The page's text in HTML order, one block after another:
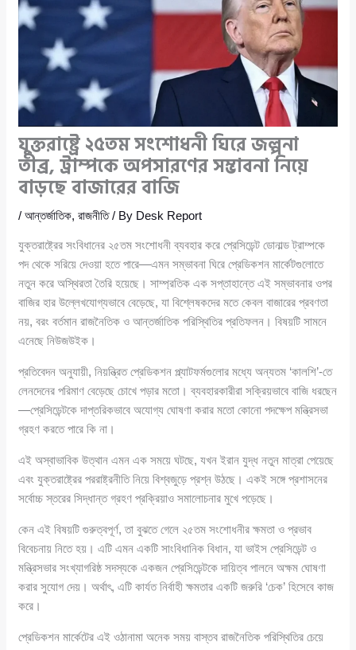
যুক্তরাষ্ট্রে ২৫তম সংশোধনী ঘিরে জল্পনা
তীব্র, ট্রাম্পকে অপসারণের সম্ভাবনা নিয়ে
বাড়ছে বাজারের বাজি
/আন্তর্জাতিক,রাজনীতি/ By Desk Report
যুক্তরাষ্ট্রের সংবিধানের ২৫তম সংশোধনী ব্যবহার করে প্রেসিডেন্ট ডোনাল্ড ট্রাম্পকে
পদ থেকে সরিয়ে দেওয়া হতে পারে—এমন সম্ভাবনা ঘিরে প্রেডিকশন মার্কেটগুলোতে
নতুন করে অস্থিরতা তৈরি হয়েছে। সাম্প্রতিক এক সপ্তাহান্তে এই সম্ভাবনার ওপর
বাজির হার উল্লেখযোগ্যভাবে বেড়েছে, যা বিশ্লেষকদের মতে কেবল বাজারের প্রবণতা
নয়, বরং বর্তমান রাজনৈতিক ও আন্তর্জাতিক পরিস্থিতির প্রতিফলন। বিষয়টি সামনে
এনেছে নিউজউইক।
প্রতিবেদন অনুযায়ী, নিয়ন্ত্রিত প্রেডিকশন প্ল্যাটফর্মগুলোর মধ্যে অন্যতম ‘কালশি’-তে
লেনদেনের পরিমাণ বেড়েছে চোখে পড়ার মতো। ব্যবহারকারীরা সক্রিয়ভাবে বাজি ধরছেন
—প্রেসিডেন্টকে দাপ্তরিকভাবে অযোগ্য ঘোষণা করার মতো কোনো পদক্ষেপ মন্ত্রিসভা
গ্রহণ করতে পারে কি না।
এই অস্বাভাবিক উত্থান এমন এক সময়ে ঘটছে, যখন ইরান যুদ্ধ নতুন মাত্রা পেয়েছে
এবং যুক্তরাষ্ট্রের পররাষ্ট্রনীতি নিয়ে বিশ্বজুড়ে প্রশ্ন উঠছে। একই সঙ্গে প্রশাসনের
সর্বোচ্চ স্তরের সিদ্ধান্ত গ্রহণ প্রক্রিয়াও সমালোচনার মুখে পড়েছে।
কেন এই বিষয়টি গুরুত্বপূর্ণ, তা বুঝতে গেলে ২৫তম সংশোধনীর ক্ষমতা ও প্রভাব
বিবেচনায় নিতে হয়। এটি এমন একটি সাংবিধানিক বিধান, যা ভাইস প্রেসিডেন্ট ও
মন্ত্রিসভার সংখ্যাগরিষ্ঠ সদস্যকে একজন প্রেসিডেন্টকে দায়িত্ব পালনে অক্ষম ঘোষণা
করার সুযোগ দেয়। অর্থাৎ, এটি কার্যত নির্বাহী ক্ষমতার একটি জরুরি ‘চেক’ হিসেবে কাজ
করে।
প্রেডিকশন মার্কেটের এই ওঠানামা অনেক সময় বাস্তব রাজনৈতিক পরিস্থিতির চেয়ে